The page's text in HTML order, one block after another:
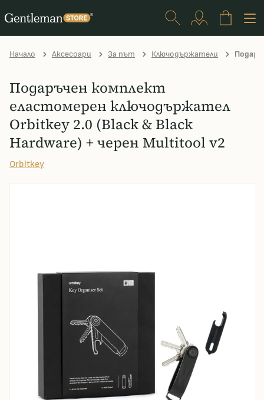
Начало Аксесоари За път Ключодържатели
Подаръчен комплект
еластомерен ключодържател
Orbitkey 2.0 (Black & Black
Hardware) + черен Multitool v2
Orbitkey